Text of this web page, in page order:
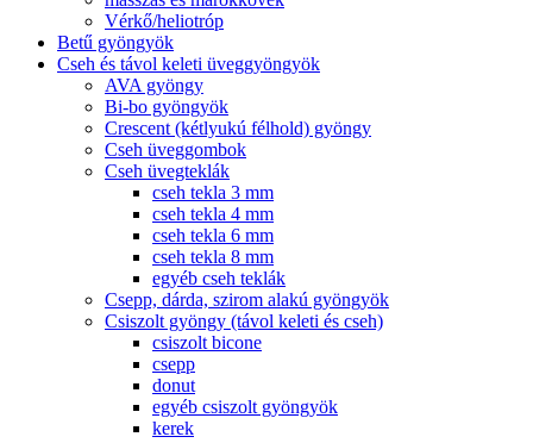
Vérkő/heliotróp
Betű gyöngyök
Cseh és távol keleti üveggyöngyök
AVA gyöngy
Bi-bo gyöngyök
Crescent (kétlyukú félhold) gyöngy
Cseh üveggombok
Cseh üvegteklák
cseh tekla 3 mm
cseh tekla 4 mm
cseh tekla 6 mm
cseh tekla 8 mm
egyéb cseh teklák
Csepp, dárda, szirom alakú gyöngyök
Csiszolt gyöngy (távol keleti és cseh)
csiszolt bicone
csepp
donut
egyéb csiszolt gyöngyök
kerek